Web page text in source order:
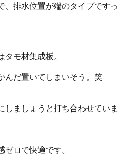
、排水位置が端のタイプですっ
モ材集成板。
んだ置いてしまいそう。笑
しましょうと打ち合わせていま
ロで快適です。